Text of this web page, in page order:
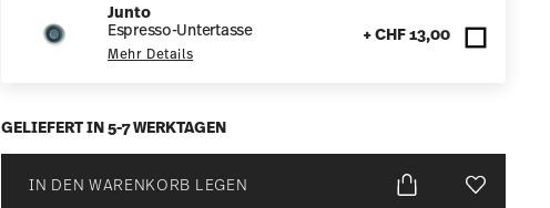
Junto
Espresso-Untertasse
Mehr Details
+ CHF 13,00
GELIEFERT IN 5-7 WERKTAGEN
IN DEN WARENKORB LEGEN Add To